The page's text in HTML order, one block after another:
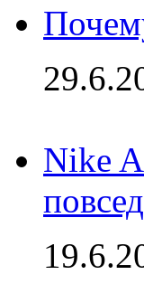
Nike